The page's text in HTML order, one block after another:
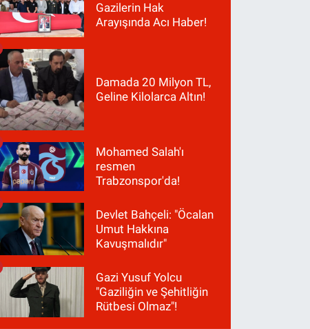
Gazilerin Hak
Arayışında Acı Haber!
Damada 20 Milyon TL,
Geline Kilolarca Altın!
Mohamed Salah'ı
resmen
Trabzonspor'da!
Devlet Bahçeli: "Öcalan
Umut Hakkına
Kavuşmalıdır"
Gazi Yusuf Yolcu
"Gaziliğin ve Şehitliğin
Rütbesi Olmaz"!